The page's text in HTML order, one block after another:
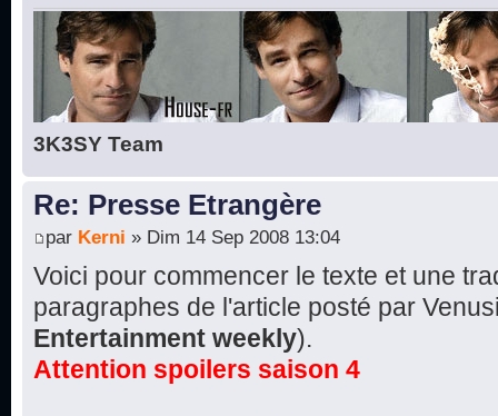
3K3SY Team
Re: Presse Etrangère
par Kerni » Dim 14 Sep 2008 13:04
Voici pour commencer le texte et une
paragraphes de l'article posté par
Entertainment weekly).
Attention spoilers saison 4